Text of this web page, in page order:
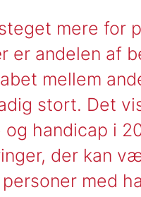
mere for
er andelen af
mellem
stort. Det
handicap i
der kan
med